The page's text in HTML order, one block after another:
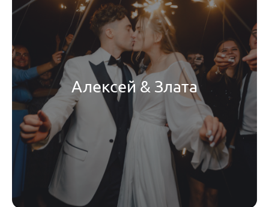
Алексей & Злата